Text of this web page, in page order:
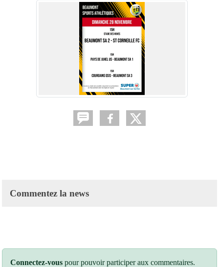
Commentez la news
Connectez-vous pour pouvoir participer aux commentaires.